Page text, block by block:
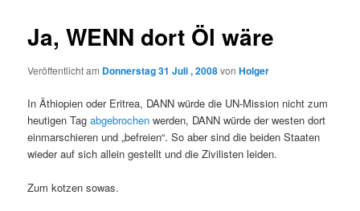
Ja, WENN dort Öl wäre
Veröffentlicht am Donnerstag 31 Juli , 2008vonHolger
In Äthiopien oder Eritrea, DANN würde die UN-Mission nicht zum
heutigen Tagabgebrochen werden, DANN würde der westen dort
einmarschieren und „befreien“. So aber sind die beiden Staaten
wieder auf sich allein gestellt und die Zivilisten leiden.
Zum kotzen sowas.